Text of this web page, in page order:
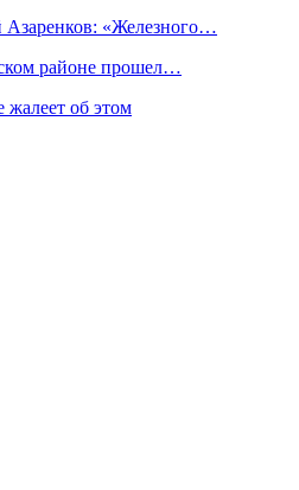
Азаренков: «Железного…
районе прошел…
жалеет об этом